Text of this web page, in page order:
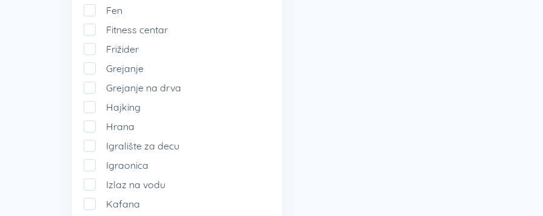
Fen
Fitness centar
Frižider
Grejanje
Grejanje na drva
Hajking
Hrana
Igralište za decu
Igraonica
Izlaz na vodu
Kafana